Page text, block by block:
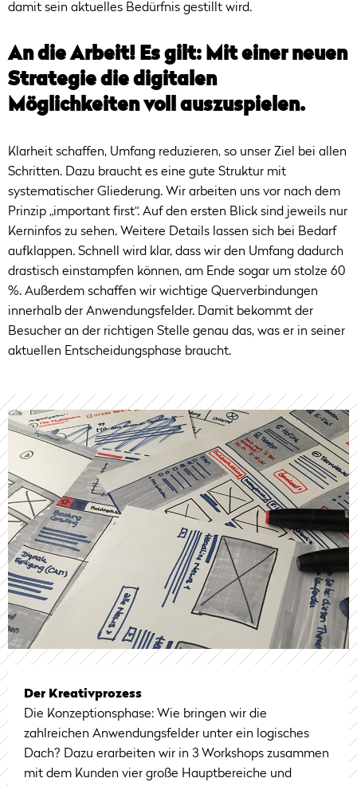
damit sein aktuelles Bedürfnis gestillt wird.
An die Arbeit! Es gilt: Mit einer neuen
Strategie die digitalen
Möglichkeiten voll auszuspielen.
Klarheit schaffen, Umfang reduzieren, so unser Ziel bei allen
Schritten. Dazu braucht es eine gute Struktur mit
systematischer Gliederung. Wir arbeiten uns vor nach dem
Prinzip „important first“. Auf den ersten Blick sind jeweils nur
Kerninfos zu sehen. Weitere Details lassen sich bei Bedarf
aufklappen. Schnell wird klar, dass wir den Umfang dadurch
drastisch einstampfen können, am Ende sogar um stolze 60
%. Außerdem schaffen wir wichtige Querverbindungen
innerhalb der Anwendungsfelder. Damit bekommt der
Besucher an der richtigen Stelle genau das, was er in seiner
aktuellen Entscheidungsphase braucht.
Der Kreativprozess
Die Konzeptionsphase: Wie bringen wir die
zahlreichen Anwendungsfelder unter ein logisches
Dach? Dazu erarbeiten wir in 3 Workshops zusammen
mit dem Kunden vier große Hauptbereiche und